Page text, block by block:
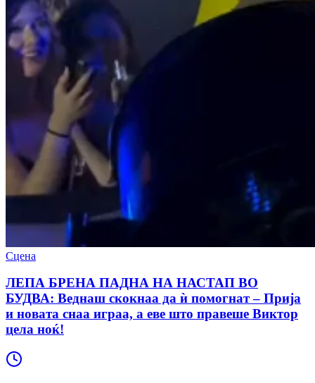
Сцена
ЛЕПА БРЕНА ПАДНА НА НАСТАП ВО
БУДВА: Веднаш скокнаа да ѝ помогнат – Прија
и новата снаа играа, а еве што правеше Виктор
цела ноќ!